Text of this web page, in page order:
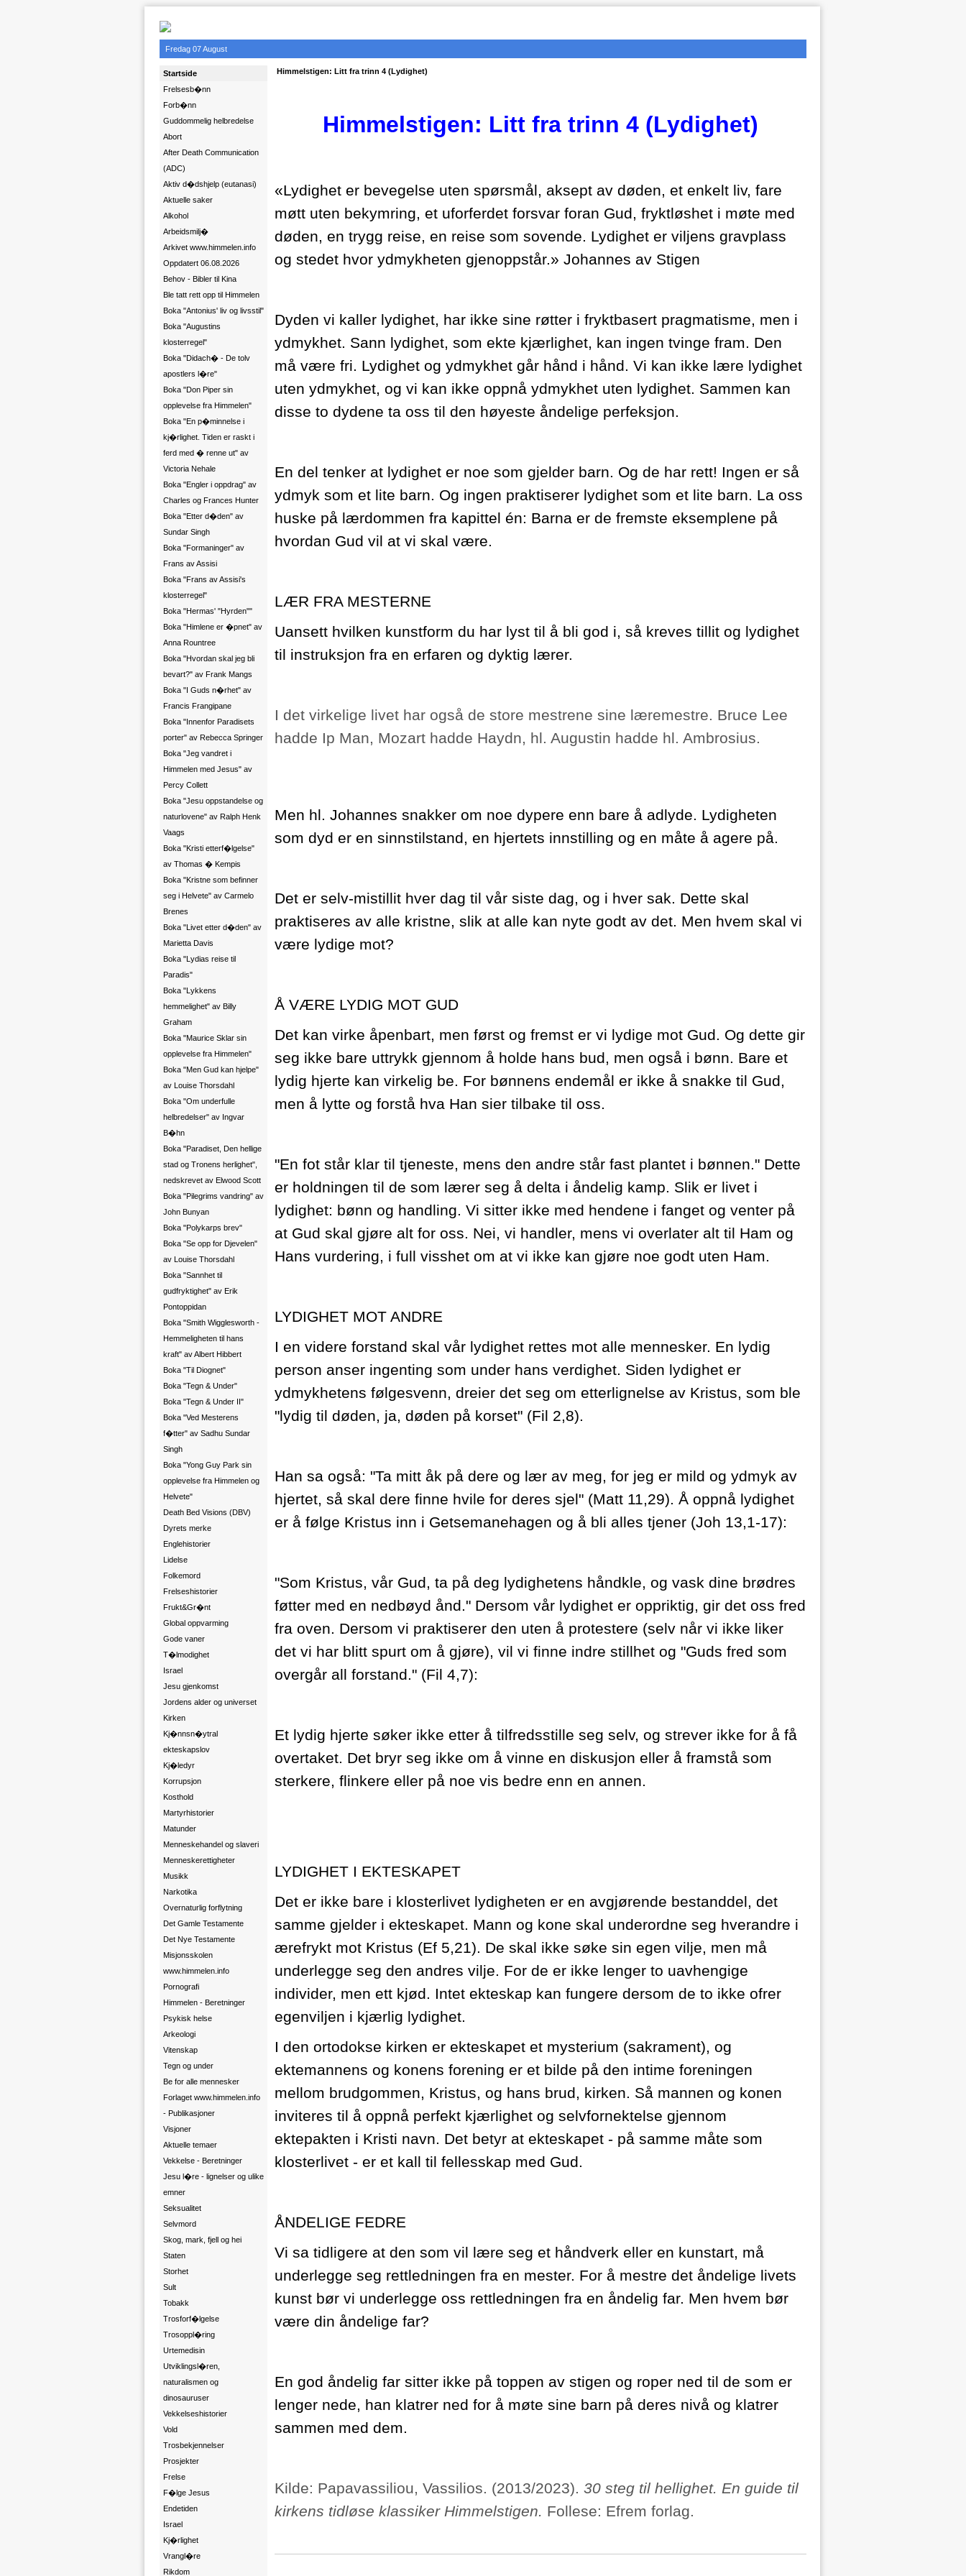
Fredag 07 August
Startside
Frelsesb�nn
Forb�nn
Guddommelig helbredelse
Abort
After Death Communication
(ADC)
Aktiv d�dshjelp (eutanasi)
Aktuelle saker
Alkohol
Arbeidsmilj�
Arkivet www.himmelen.info
Oppdatert 06.08.2026
Behov - Bibler til Kina
Ble tatt rett opp til Himmelen
Boka "Antonius' liv og livsstil"
Boka "Augustins
klosterregel"
Boka "Didach� - De tolv
apostlers l�re"
Boka "Don Piper sin
opplevelse fra Himmelen"
Boka "En p�minnelse i
kj�rlighet. Tiden er raskt i
ferd med � renne ut" av
Victoria Nehale
Boka "Engler i oppdrag" av
Charles og Frances Hunter
Boka "Etter d�den" av
Sundar Singh
Boka "Formaninger" av
Frans av Assisi
Boka "Frans av Assisi's
klosterregel"
Boka "Hermas' "Hyrden""
Boka "Himlene er �pnet" av
Anna Rountree
Boka "Hvordan skal jeg bli
bevart?" av Frank Mangs
Boka "I Guds n�rhet" av
Francis Frangipane
Boka "Innenfor Paradisets
porter" av Rebecca Springer
Boka "Jeg vandret i
Himmelen med Jesus" av
Percy Collett
Boka "Jesu oppstandelse og
naturlovene" av Ralph Henk
Vaags
Boka "Kristi etterf�lgelse"
av Thomas � Kempis
Boka "Kristne som befinner
seg i Helvete" av Carmelo
Brenes
Boka "Livet etter d�den" av
Marietta Davis
Boka "Lydias reise til
Paradis"
Boka "Lykkens
hemmelighet" av Billy
Graham
Boka "Maurice Sklar sin
opplevelse fra Himmelen"
Boka "Men Gud kan hjelpe"
av Louise Thorsdahl
Boka "Om underfulle
helbredelser" av Ingvar
B�hn
Boka "Paradiset, Den hellige
stad og Tronens herlighet",
nedskrevet av Elwood Scott
Boka "Pilegrims vandring" av
John Bunyan
Boka "Polykarps brev"
Boka "Se opp for Djevelen"
av Louise Thorsdahl
Boka "Sannhet til
gudfryktighet" av Erik
Pontoppidan
Boka "Smith Wigglesworth -
Hemmeligheten til hans
kraft" av Albert Hibbert
Boka "Til Diognet"
Boka "Tegn & Under"
Boka "Tegn & Under II"
Boka "Ved Mesterens
f�tter" av Sadhu Sundar
Singh
Boka "Yong Guy Park sin
opplevelse fra Himmelen og
Helvete"
Death Bed Visions (DBV)
Dyrets merke
Englehistorier
Lidelse
Folkemord
Frelseshistorier
Frukt&Gr�nt
Global oppvarming
Gode vaner
T�lmodighet
Israel
Jesu gjenkomst
Jordens alder og universet
Kirken
Kj�nnsn�ytral
ekteskapslov
Kj�ledyr
Korrupsjon
Kosthold
Martyrhistorier
Matunder
Menneskehandel og slaveri
Menneskerettigheter
Musikk
Narkotika
Overnaturlig forflytning
Det Gamle Testamente
Det Nye Testamente
Misjonsskolen
www.himmelen.info
Pornografi
Himmelen - Beretninger
Psykisk helse
Arkeologi
Vitenskap
Tegn og under
Be for alle mennesker
Forlaget www.himmelen.info
- Publikasjoner
Visjoner
Aktuelle temaer
Vekkelse - Beretninger
Jesu l�re - lignelser og ulike
emner
Seksualitet
Selvmord
Skog, mark, fjell og hei
Staten
Storhet
Sult
Tobakk
Trosforf�lgelse
Trosoppl�ring
Urtemedisin
Utviklingsl�ren,
naturalismen og
dinosauruser
Vekkelseshistorier
Vold
Trosbekjennelser
Prosjekter
Frelse
F�lge Jesus
Endetiden
Israel
Kj�rlighet
Vrangl�re
Rikdom
Himmelstigen: Litt fra trinn 4 (Lydighet)
Himmelstigen: Litt fra trinn 4 (Lydighet)
«Lydighet er bevegelse uten spørsmål, aksept av døden, et enkelt liv, fare
møtt uten bekymring, et uforferdet forsvar foran Gud, fryktløshet i møte med
døden, en trygg reise, en reise som sovende. Lydighet er viljens gravplass
og stedet hvor ydmykheten gjenoppstår.» Johannes av Stigen
Dyden vi kaller lydighet, har ikke sine røtter i fryktbasert pragmatisme, men i
ydmykhet. Sann lydighet, som ekte kjærlighet, kan ingen tvinge fram. Den
må være fri. Lydighet og ydmykhet går hånd i hånd. Vi kan ikke lære lydighet
uten ydmykhet, og vi kan ikke oppnå ydmykhet uten lydighet. Sammen kan
disse to dydene ta oss til den høyeste åndelige perfeksjon.
En del tenker at lydighet er noe som gjelder barn. Og de har rett! Ingen er så
ydmyk som et lite barn. Og ingen praktiserer lydighet som et lite barn. La oss
huske på lærdommen fra kapittel én: Barna er de fremste eksemplene på
hvordan Gud vil at vi skal være.
LÆR FRA MESTERNE
Uansett hvilken kunstform du har lyst til å bli god i, så kreves tillit og lydighet
til instruksjon fra en erfaren og dyktig lærer.
I det virkelige livet har også de store mestrene sine læremestre. Bruce Lee
hadde Ip Man, Mozart hadde Haydn, hl. Augustin hadde hl. Ambrosius.
Men hl. Johannes snakker om noe dypere enn bare å adlyde. Lydigheten
som dyd er en sinnstilstand, en hjertets innstilling og en måte å agere på.
Det er selv-mistillit hver dag til vår siste dag, og i hver sak. Dette skal
praktiseres av alle kristne, slik at alle kan nyte godt av det. Men hvem skal vi
være lydige mot?
Å VÆRE LYDIG MOT GUD
Det kan virke åpenbart, men først og fremst er vi lydige mot Gud. Og dette gir
seg ikke bare uttrykk gjennom å holde hans bud, men også i bønn. Bare et
lydig hjerte kan virkelig be. For bønnens endemål er ikke å snakke til Gud,
men å lytte og forstå hva Han sier tilbake til oss.
"En fot står klar til tjeneste, mens den andre står fast plantet i bønnen." Dette
er holdningen til de som lærer seg å delta i åndelig kamp. Slik er livet i
lydighet: bønn og handling. Vi sitter ikke med hendene i fanget og venter på
at Gud skal gjøre alt for oss. Nei, vi handler, mens vi overlater alt til Ham og
Hans vurdering, i full visshet om at vi ikke kan gjøre noe godt uten Ham.
LYDIGHET MOT ANDRE
I en videre forstand skal vår lydighet rettes mot alle mennesker. En lydig
person anser ingenting som under hans verdighet. Siden lydighet er
ydmykhetens følgesvenn, dreier det seg om etterlignelse av Kristus, som ble
"lydig til døden, ja, døden på korset" (Fil 2,8).
Han sa også: "Ta mitt åk på dere og lær av meg, for jeg er mild og ydmyk av
hjertet, så skal dere finne hvile for deres sjel" (Matt 11,29). Å oppnå lydighet
er å følge Kristus inn i Getsemanehagen og å bli alles tjener (Joh 13,1-17):
"Som Kristus, vår Gud, ta på deg lydighetens håndkle, og vask dine brødres
føtter med en nedbøyd ånd." Dersom vår lydighet er oppriktig, gir det oss fred
fra oven. Dersom vi praktiserer den uten å protestere (selv når vi ikke liker
det vi har blitt spurt om å gjøre), vil vi finne indre stillhet og "Guds fred som
overgår all forstand." (Fil 4,7):
Et lydig hjerte søker ikke etter å tilfredsstille seg selv, og strever ikke for å få
overtaket. Det bryr seg ikke om å vinne en diskusjon eller å framstå som
sterkere, flinkere eller på noe vis bedre enn en annen.
LYDIGHET I EKTESKAPET
Det er ikke bare i klosterlivet lydigheten er en avgjørende bestanddel, det
samme gjelder i ekteskapet. Mann og kone skal underordne seg hverandre i
ærefrykt mot Kristus (Ef 5,21). De skal ikke søke sin egen vilje, men må
underlegge seg den andres vilje. For de er ikke lenger to uavhengige
individer, men ett kjød. Intet ekteskap kan fungere dersom de to ikke ofrer
egenviljen i kjærlig lydighet.
I den ortodokse kirken er ekteskapet et mysterium (sakrament), og
ektemannens og konens forening er et bilde på den intime foreningen
mellom brudgommen, Kristus, og hans brud, kirken. Så mannen og konen
inviteres til å oppnå perfekt kjærlighet og selvfornektelse gjennom
ektepakten i Kristi navn. Det betyr at ekteskapet - på samme måte som
klosterlivet - er et kall til fellesskap med Gud.
ÅNDELIGE FEDRE
Vi sa tidligere at den som vil lære seg et håndverk eller en kunstart, må
underlegge seg rettledningen fra en mester. For å mestre det åndelige livets
kunst bør vi underlegge oss rettledningen fra en åndelig far. Men hvem bør
være din åndelige far?
En god åndelig far sitter ikke på toppen av stigen og roper ned til de som er
lenger nede, han klatrer ned for å møte sine barn på deres nivå og klatrer
sammen med dem.
Kilde: Papavassiliou, Vassilios. (2013/2023). 30 steg til hellighet. En guide til
kirkens tidløse klassiker Himmelstigen. Follese: Efrem forlag.